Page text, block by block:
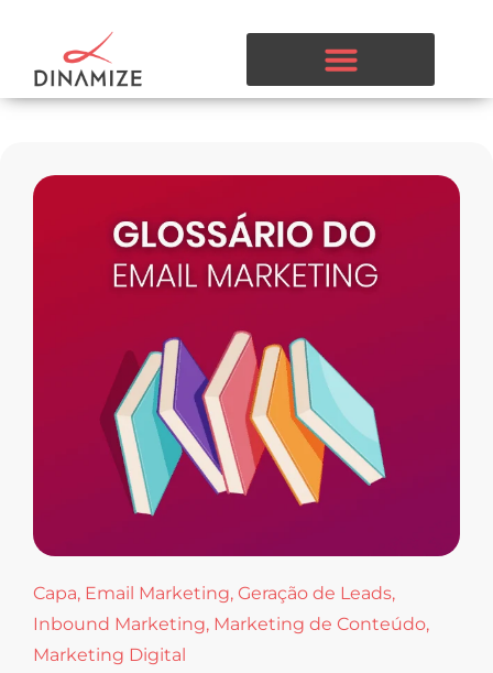
Capa, Email Marketing, Geração de Leads,
Inbound Marketing, Marketing de Conteúdo,
Marketing Digital